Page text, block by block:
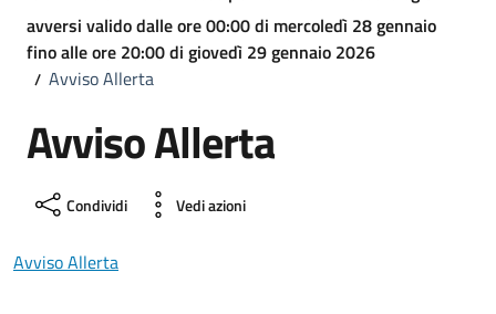
avversi valido dalle ore 00:00 di mercoledì 28 gennaio
fino alle ore 20:00 di giovedì 29 gennaio 2026
Avviso Allerta
Avviso Allerta
Condividi Vedi azioni
Avviso Allerta